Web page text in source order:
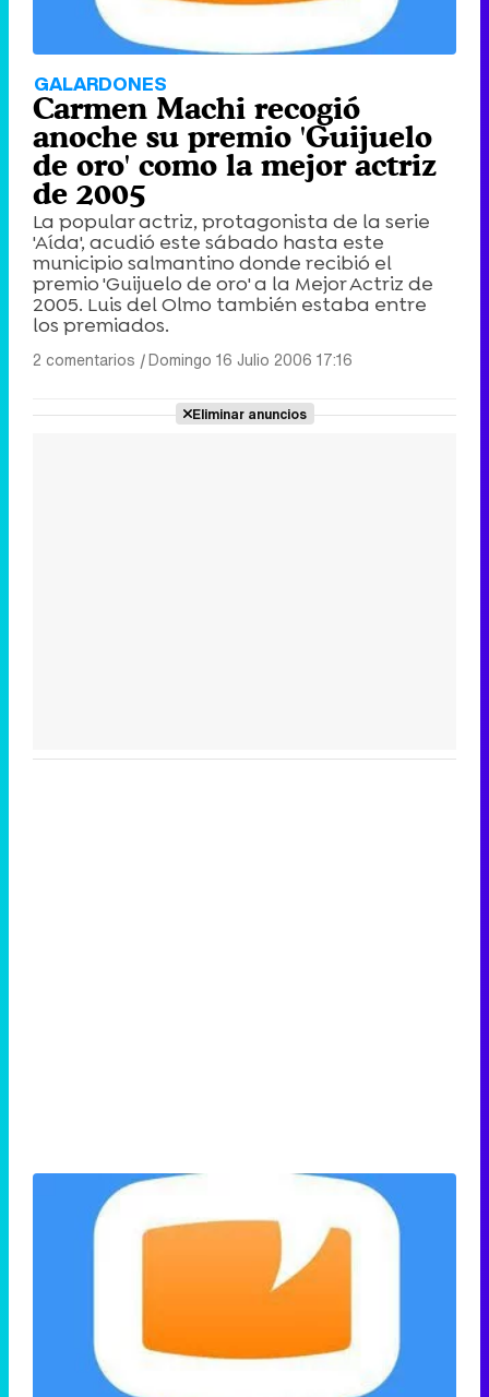
GALARDONES
Carmen Machi recogió
anoche su premio 'Guijuelo
de oro' como la mejor actriz
de 2005
La popular actriz, protagonista de la serie
'Aída', acudió este sábado hasta este
municipio salmantino donde recibió el
premio 'Guijuelo de oro' a la Mejor Actriz de
2005. Luis del Olmo también estaba entre
los premiados.
2 comentarios |Domingo 16 Julio 2006 17:16
Eliminar anuncios